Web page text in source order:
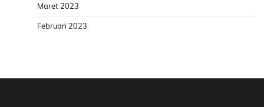
Maret 2023
Februari 2023